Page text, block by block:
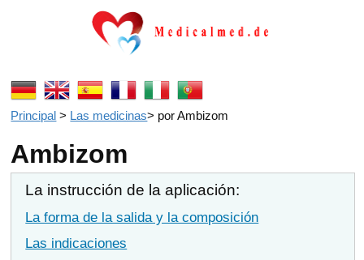
Principal > Las medicinas> por Ambizom
Ambizom
La instrucción de la aplicación:
La forma de la salida y la composición
Las indicaciones